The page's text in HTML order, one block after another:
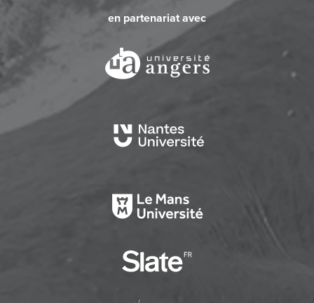
en partenariat avec